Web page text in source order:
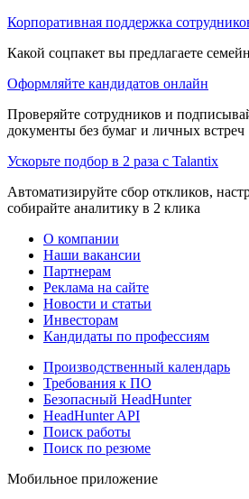
Корпоративная поддержка
Какой соцпакет вы предлагаете
Оформляйте кандидатов онлайн
Проверяйте сотрудников и
документы без бумаг и личных встреч
Ускорьте подбор в 2 раза с Talantix
Автоматизируйте сбор откликов,
собирайте аналитику в 2 клика
О компании
Наши вакансии
Партнерам
Реклама на сайте
Новости и статьи
Инвесторам
Кандидаты по профессиям
Производственный календарь
Требования к ПО
Безопасный HeadHunter
HeadHunter API
Поиск работы
Поиск по резюме
Мобильное приложение